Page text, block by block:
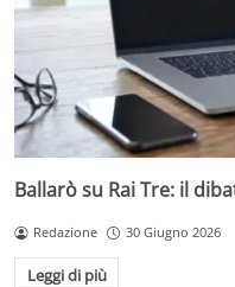
Ballarò su Rai Tre: il
Redazione 30 Giugno 2026
Leggi di più